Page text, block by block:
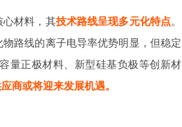
心材料，其技术路线呈现多元化特点。
路线的离子电导率优势明显，但稳定
量正极材料、新型硅基负极等创新材
商或将迎来发展机遇。